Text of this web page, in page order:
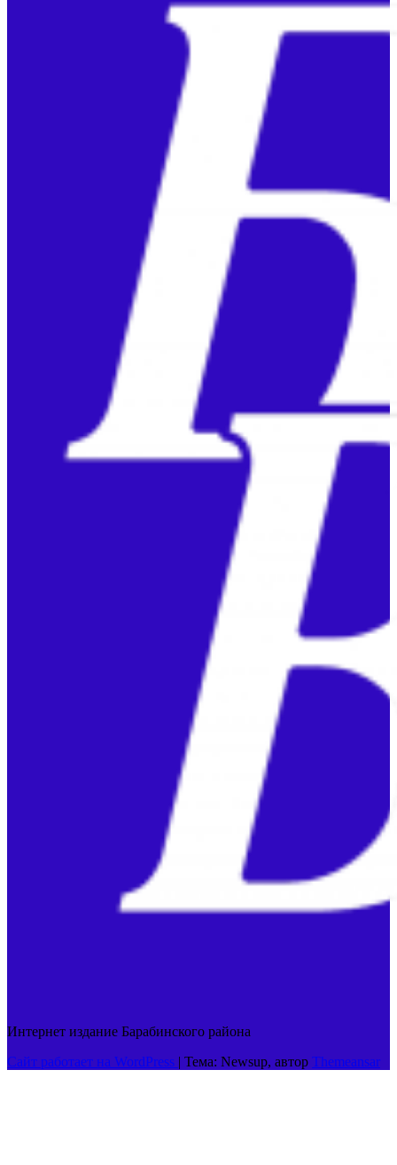
Интернет издание Барабинского района
Сайт работает на WordPress | Тема: Newsup, автор Themeansar